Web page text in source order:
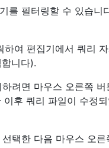
를 필터링할 수 있습니
여 편집기에서 쿼리
니다).
려면 마우스 오른쪽 버
후 쿼리 파일이 수정
택한 다음 마우스 오